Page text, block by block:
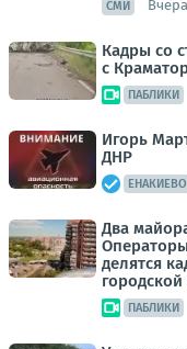
СМИ
Кадры со
с
ПАБЛИКИ
Игорь
ДНР
ЕНАКИЕВО
Два
делятся
ПАБЛИКИ